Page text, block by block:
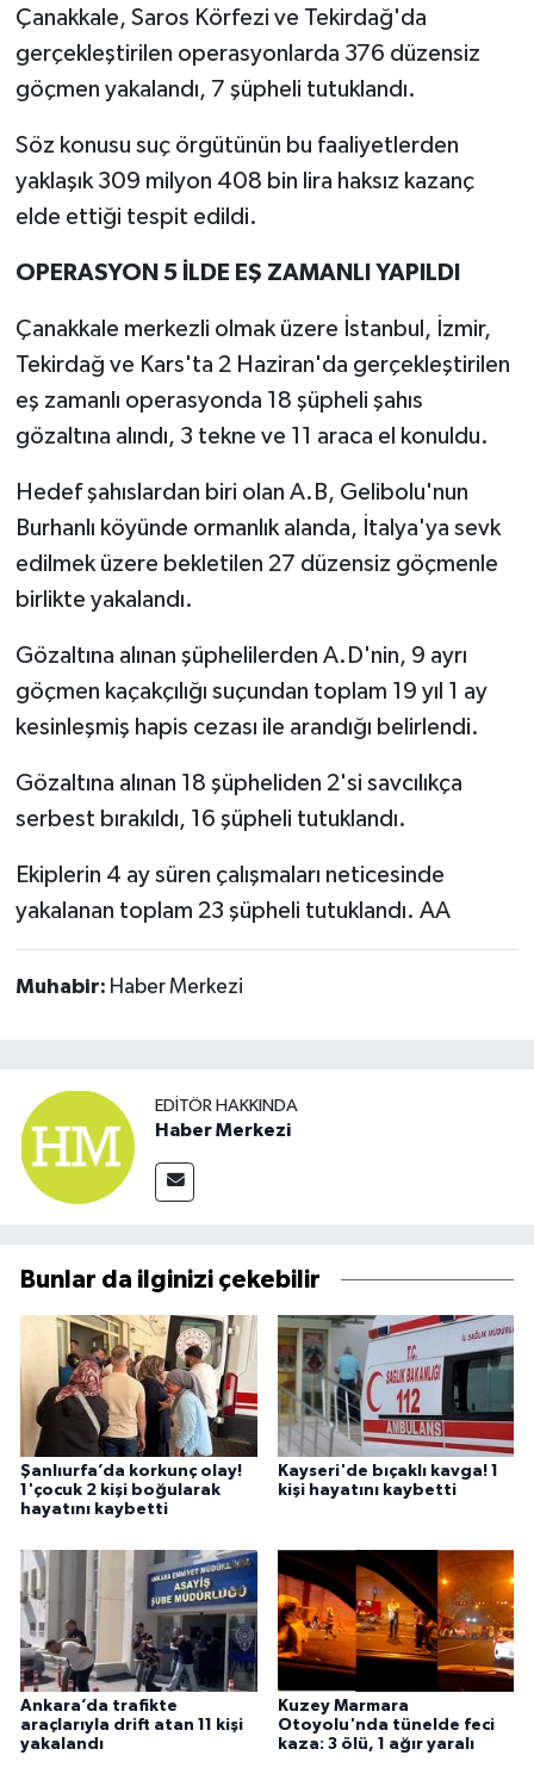
Çanakkale, Saros Körfezi ve Tekirdağ'da
gerçekleştirilen operasyonlarda 376 düzensiz
göçmen yakalandı, 7 şüpheli tutuklandı.
Söz konusu suç örgütünün bu faaliyetlerden
yaklaşık 309 milyon 408 bin lira haksız kazanç
elde ettiği tespit edildi.
OPERASYON 5 İLDE EŞ ZAMANLI YAPILDI
Çanakkale merkezli olmak üzere İstanbul, İzmir,
Tekirdağ ve Kars'ta 2 Haziran'da gerçekleştirilen
eş zamanlı operasyonda 18 şüpheli şahıs
gözaltına alındı, 3 tekne ve 11 araca el konuldu.
Hedef şahıslardan biri olan A.B, Gelibolu'nun
Burhanlı köyünde ormanlık alanda, İtalya'ya sevk
edilmek üzere bekletilen 27 düzensiz göçmenle
birlikte yakalandı.
Gözaltına alınan şüphelilerden A.D'nin, 9 ayrı
göçmen kaçakçılığı suçundan toplam 19 yıl 1 ay
kesinleşmiş hapis cezası ile arandığı belirlendi.
Gözaltına alınan 18 şüpheliden 2'si savcılıkça
serbest bırakıldı, 16 şüpheli tutuklandı.
Ekiplerin 4 ay süren çalışmaları neticesinde
yakalanan toplam 23 şüpheli tutuklandı. AA
Muhabir: Haber Merkezi
EDITÖR HAKKINDA
Haber Merkezi
Bunlar da ilginizi çekebilir
Şanlıurfa’da korkunç olay!
1'çocuk 2 kişi boğularak
hayatını kaybetti
Kayseri'de bıçaklı kavga! 1
kişi hayatını kaybetti
Ankara’da trafikte
araçlarıyla drift atan 11 kişi
yakalandı
Kuzey Marmara
Otoyolu'nda tünelde feci
kaza: 3 ölü, 1 ağır yaralı